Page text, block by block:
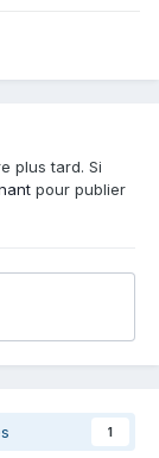
plus tard. Si
pour publier
1